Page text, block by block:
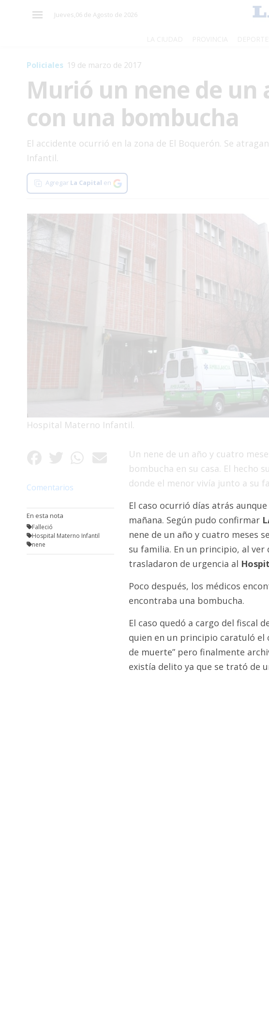
Jueves,06 de Agosto de 2026
Zona
Cultura
Tecnología
Gastronomía
Salud
General
Clasificados
Policiales 19 de marzo de 2017
Murió un nene de
con una bombucha
El accidente ocurrió en la zona de El Boquerón. Se
Infantil.
Agregar La Capital en
Hospital Materno Infantil.
Comentarios
En esta nota
Falleció
Hospital Materno Infantil
nene
Un nene de un año y cuatro
bombucha en su casa. El hecho
donde el menor vivía junto a su
El caso ocurrió días atrás
mañana. Según pudo confirmar
nene de un año y cuatro meses
su familia. En un principio, al ver
trasladaron de urgencia al
Poco después, los médicos
encontraba una bombucha.
El caso quedó a cargo del fiscal
quien en un principio caratuló el
de muerte” pero finalmente
existía delito ya que se trató de